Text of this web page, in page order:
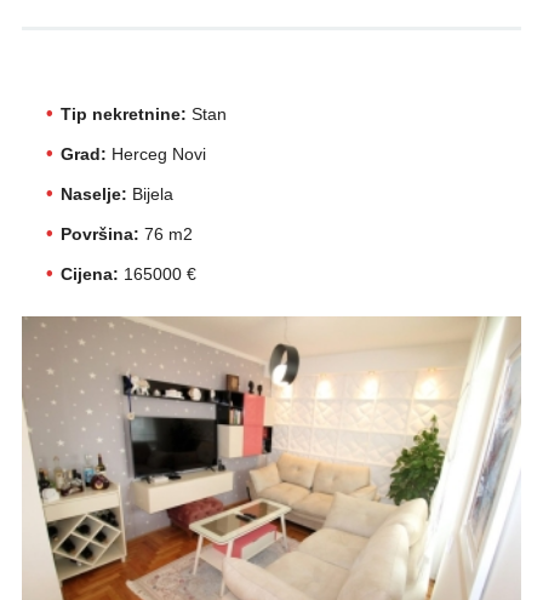
Tip nekretnine: Stan
Grad: Herceg Novi
Naselje: Bijela
Površina: 76 m2
Cijena: 165000 €